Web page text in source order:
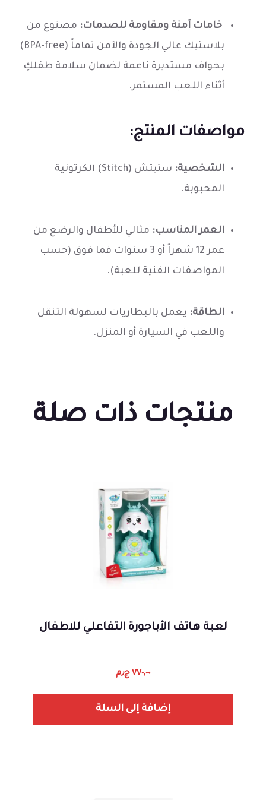
خامات آمنة ومقاومة للصدمات: مصنوع من
بلاستيك عالي الجودة والآمن تماماً (BPA-free)
بحواف مستديرة ناعمة لضمان سلامة طفلكِ
أثناء اللعب المستمر.
مواصفات المنتج:
الشخصية:
ستيتش (Stitch) الكرتونية
المحبوبة.
العمر المناسب: مثالي للأطفال والرضع من
عمر 12 شهراً أو 3 سنوات فما فوق (حسب
المواصفات الفنية للعبة).
الطاقة: يعمل بالبطاريات لسهولة التنقل
واللعب في السيارة أو المنزل.
منتجات ذات صلة
لعبة هاتف الأباجورة التفاعلي للاطفال
٧٧٠,٠٠ ج٫م
إضافة إلى السلة